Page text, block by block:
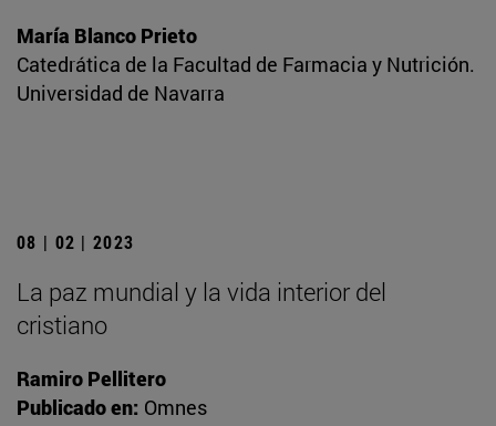
María Blanco Prieto
Catedrática de la Facultad de Farmacia y Nutrición.
Universidad de Navarra
08 | 02 | 2023
La paz mundial y la vida interior del
cristiano
Ramiro Pellitero
Publicado en: Omnes